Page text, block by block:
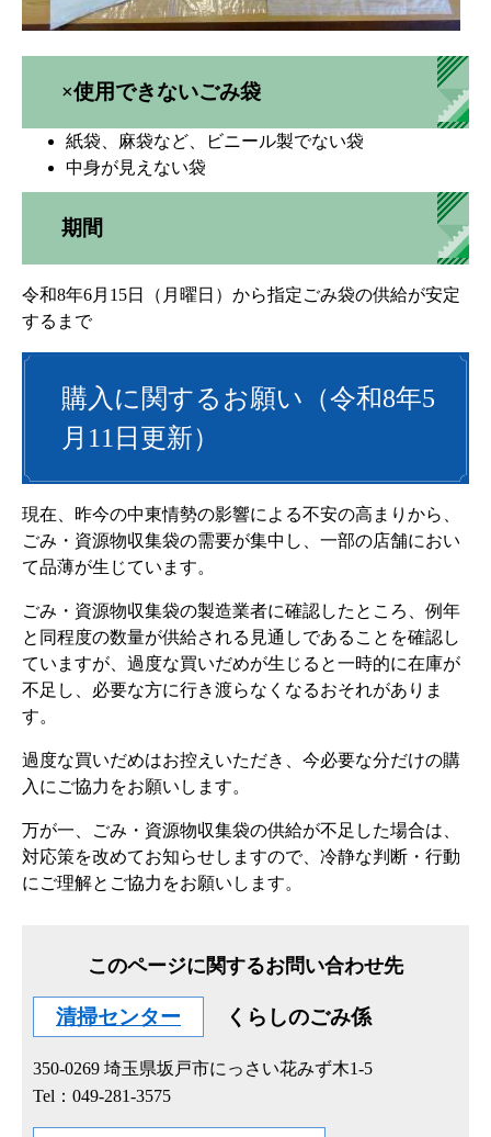
×使用できないごみ袋
紙袋、麻袋など、ビニール製でない袋
中身が見えない袋
期間
令和8年6月15日（月曜日）から指定ごみ袋の供給が安定
するまで
購入に関するお願い（令和8年5
月11日更新）
現在、昨今の中東情勢の影響による不安の高まりから、
ごみ・資源物収集袋の需要が集中し、一部の店舗におい
て品薄が生じています。
ごみ・資源物収集袋の製造業者に確認したところ、例年
と同程度の数量が供給される見通しであることを確認し
ていますが、過度な買いだめが生じると一時的に在庫が
不足し、必要な方に行き渡らなくなるおそれがありま
す。
過度な買いだめはお控えいただき、今必要な分だけの購
入にご協力をお願いします。
万が一、ごみ・資源物収集袋の供給が不足した場合は、
対応策を改めてお知らせしますので、冷静な判断・行動
にご理解とご協力をお願いします。
このページに関するお問い合わせ先
清掃センター くらしのごみ係
350-0269 埼玉県坂戸市にっさい花みず木1-5
Tel：049-281-3575